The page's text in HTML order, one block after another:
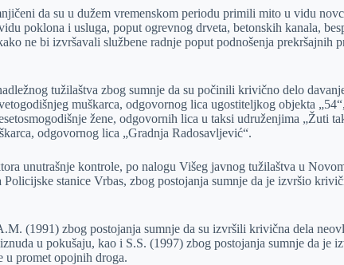
da su u dužem vremenskom periodu primili mito u vidu
poklona i usluga, poput ogrevnog drveta, betonskih kanala,
ne bi izvršavali službene radnje poput podnošenja prekršajnih
tužilaštva zbog sumnje da su počinili krivično delo
muškarca, odgovornog lica ugostiteljkog objekta
žene, odgovornih lica u taksi udruženjima „Žuti
odgovornog lica „Gradnja Radosavljević“.
unutrašnje kontrole, po nalogu Višeg javnog tužilaštva u
stanice Vrbas, zbog postojanja sumnje da je izvršio
(1991) zbog postojanja sumnje da su izvršili krivična dela
u pokušaju, kao i S.S. (1997) zbog postojanja sumnje da je
u promet opojnih droga.